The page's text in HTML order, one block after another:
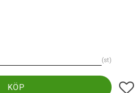
st
KÖP Lägg